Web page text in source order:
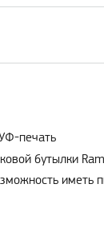
печать
бутылки
иметь